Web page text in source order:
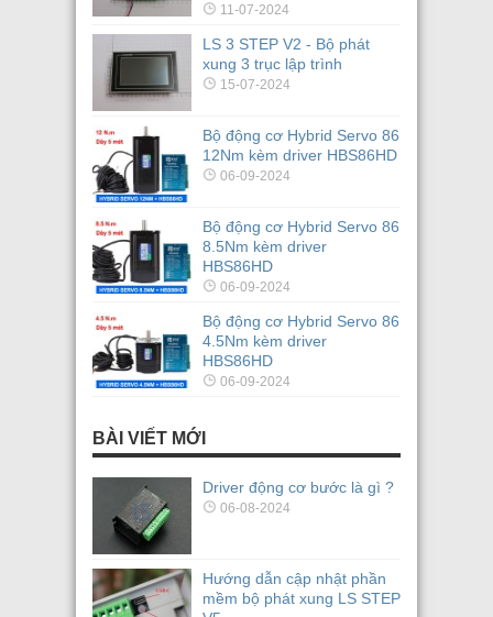
11-07-2024
LS 3 STEP V2 - Bộ phát
xung 3 trục lập trình
15-07-2024
Bộ động cơ Hybrid Servo 86
12Nm kèm driver HBS86HD
06-09-2024
Bộ động cơ Hybrid Servo 86
8.5Nm kèm driver
HBS86HD
06-09-2024
Bộ động cơ Hybrid Servo 86
4.5Nm kèm driver
HBS86HD
06-09-2024
BÀI VIẾT MỚI
Driver động cơ bước là gì ?
06-08-2024
Hướng dẫn cập nhật phần
mềm bộ phát xung LS STEP